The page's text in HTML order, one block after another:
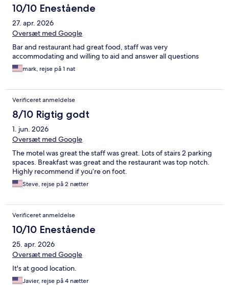
10/10 Enestående
27. apr. 2026
Oversæt med Google
Bar and restaurant had great food, staff was very
accommodating and willing to aid and answer all questions
mark, rejse på 1 nat
Verificeret anmeldelse
8/10 Rigtig godt
1. jun. 2026
Oversæt med Google
The motel was great the staff was great. Lots of stairs 2 parking
spaces. Breakfast was great and the restaurant was top notch.
Highly recommend if you’re on foot.
Steve, rejse på 2 nætter
Verificeret anmeldelse
10/10 Enestående
25. apr. 2026
Oversæt med Google
It's at good location.
Javier, rejse på 4 nætter